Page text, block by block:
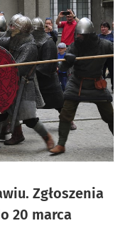
Zgłoszenia
20 marca